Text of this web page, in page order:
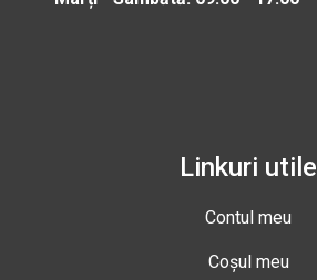
Linkuri utile
Contul meu
Coșul meu